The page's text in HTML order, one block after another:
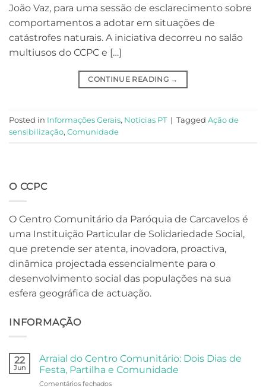
João Vaz, para uma sessão de esclarecimento sobre
comportamentos a adotar em situações de
catástrofes naturais. A iniciativa decorreu no salão
multiusos do CCPC e […]
CONTINUE READING →
Posted in Informações Gerais, Notícias PT | Tagged Ação de
sensibilização, Comunidade
O CCPC
O Centro Comunitário da Paróquia de Carcavelos é
uma Instituição Particular de Solidariedade Social,
que pretende ser atenta, inovadora, proactiva,
dinâmica projectada essencialmente para o
desenvolvimento social das populações na sua
esfera geográfica de actuação.
INFORMAÇÃO
22
Jun
Arraial do Centro Comunitário: Dois Dias de
Festa, Partilha e Comunidade
Comentários fechadosem